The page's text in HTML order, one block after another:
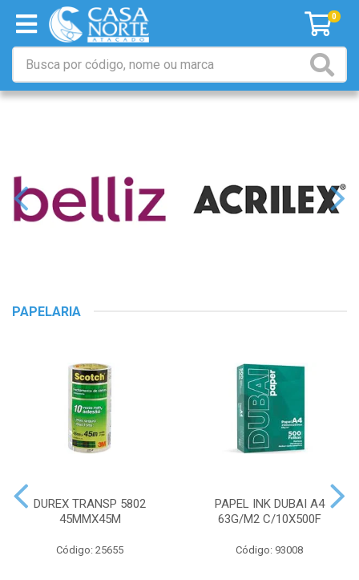
0
PAPELARIA
DUREX TRANSP 5802
45MMX45M
Código: 25655
PAPEL INK DUBAI A4
63G/M2 C/10X500F
Código: 93008